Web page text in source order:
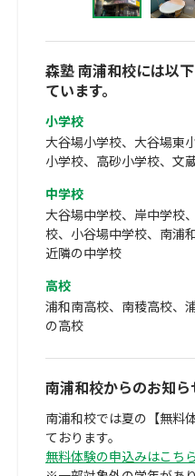
森塾 南浦和校には以
ています。
小学校
大谷場小学校、大谷場東
小学校、高砂小学校、文
中学校
大谷場中学校、岸中学校
校、小谷場中学校、南浦
近隣の中学校
高校
浦和南高校、南稜高校、
の高校
南浦和校からのお知ら
南浦和校では夏の【無料
ております。
無料体験の申込みはこちら